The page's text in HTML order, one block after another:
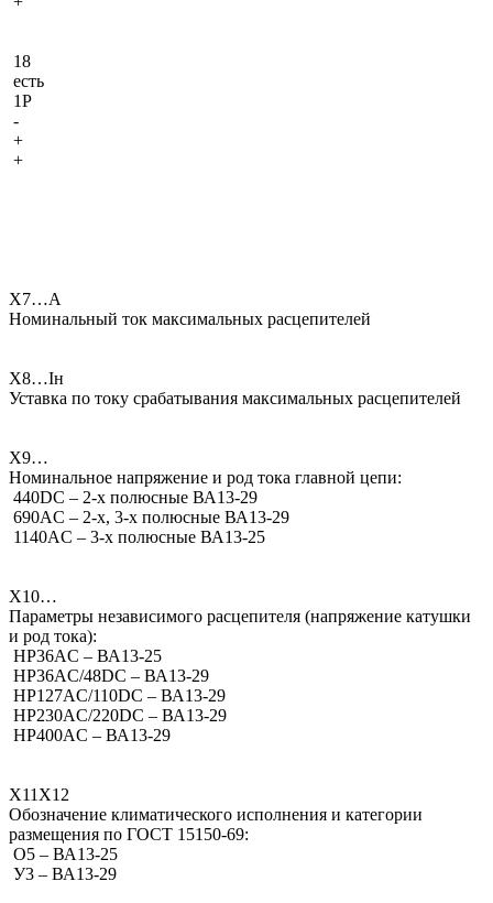
18
есть
1Р
-
+
+
Х7…А
Номинальный ток максимальных расцепителей
Х8…Iн
Уставка по току срабатывания максимальных расцепителей
Х9…
Номинальное напряжение и род тока главной цепи:
440DC – 2-х полюсные ВА13-29
690АC – 2-х, 3-х полюсные ВА13-29
1140АC – 3-х полюсные ВА13-25
Х10…
Параметры независимого расцепителя (напряжение катушки
и род тока):
НР36AC – ВА13-25
НР36AC/48DC – ВА13-29
НР127AC/110DC – ВА13-29
НР230AC/220DC – ВА13-29
НР400AC – ВА13-29
Х11Х12
Обозначение климатического исполнения и категории
размещения по ГОСТ 15150-69:
О5 – ВА13-25
У3 – ВА13-29